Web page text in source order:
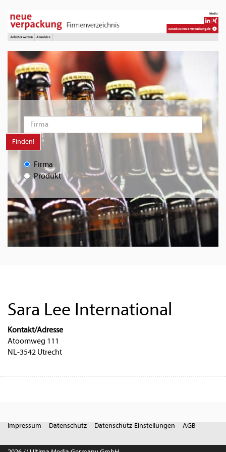
Finden!
Firma
Produkt
Sara Lee International
Kontakt/Adresse
Atoomweg 111
NL-3542 Utrecht
Impressum Datenschutz Datenschutz-Einstellungen AGB